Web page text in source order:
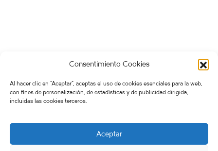
Consentimiento Cookies
Al hacer clic en "Aceptar", aceptas el uso de cookies esenciales para la web,
con fines de personalización, de estadísticas y de publicidad dirigida,
incluidas las cookies terceros.
Aceptar